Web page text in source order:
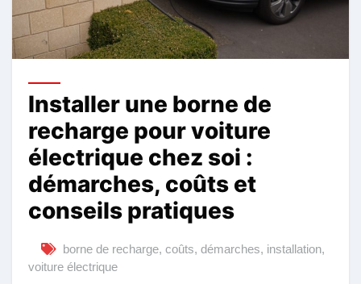
Installer une borne de
recharge pour voiture
électrique chez soi :
démarches, coûts et
conseils pratiques
borne de recharge, coûts, démarches, installation,
voiture électrique